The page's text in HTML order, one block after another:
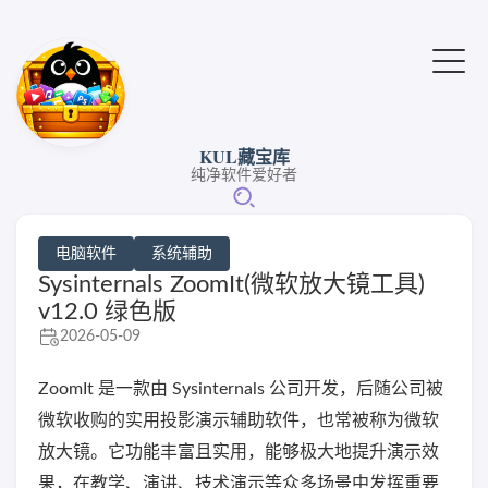
KUL藏宝库
纯净软件爱好者
电脑软件 系统辅助
Sysinternals ZoomIt(微软放大镜工具)
v12.0 绿色版
2026-05-09
ZoomIt 是一款由 Sysinternals 公司开发，后随公司被
微软收购的实用投影演示辅助软件，也常被称为微软
放大镜。它功能丰富且实用，能够极大地提升演示效
果，在教学、演讲、技术演示等众多场景中发挥重要